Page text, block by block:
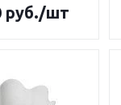
руб./шт